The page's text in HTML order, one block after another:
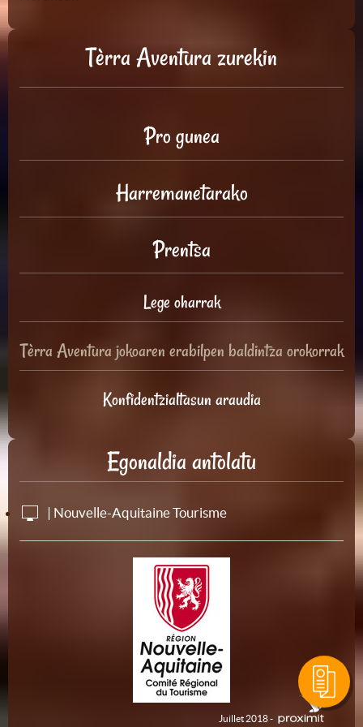
Tèrra Aventura zurekin
Pro gunea
Harremanetarako
Prentsa
Lege oharrak
Tèrra Aventura jokoaren erabilpen baldintza orokorrak
Konfidentzialtasun araudia
Egonaldia antolatu
| Nouvelle-Aquitaine Tourisme
Juillet 2018 -